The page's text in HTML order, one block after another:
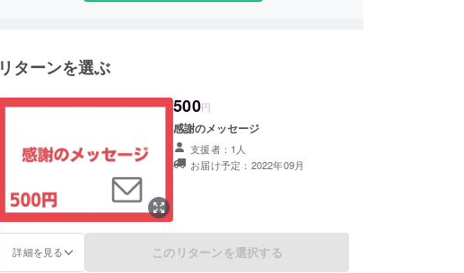
活動は以下の3つです。
①防災知識の習得・共有
②防災関連の意見共有会
最近では、月に1回のペースで、ゲスト社会人や学生同士の
対話を通して、 今後の自身の防災との関わり方を考える「防
災とキャリア」や 勉強会を開催しています。
リターンを選ぶ
500円
感謝のメッセージ
支援者：1人
お届け予定：2022年09月
詳細を見る このリターンを選択する